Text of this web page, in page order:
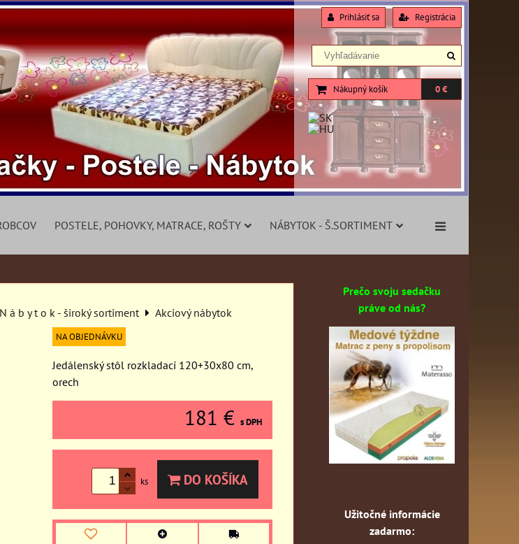
Prihlásiť sa Registrácia
Nákupný košík 0 €
POSTELE, POHOVKY, MATRACE, ROŠTY NÁBYTOK - Š.SORTIMENT
N á b y t o k - široký sortiment Akciový nábytok
NA OBJEDNÁVKU
Jedálenský stôl rozkladací 120+30x80 cm,
orech
181 € s DPH
ks DO KOŠÍKA
Prečo svoju sedačku
práve od nás?
Užitočné informácie
zadarmo: